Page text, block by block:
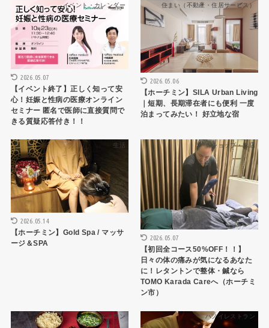
イベント・カレンダー
2026.05.07
【イベント終了】正しく知って安
心！妊娠と性病の医療オンライン
セミナー 匿名で医師に直接質問で
きる質疑応答付き！！
住まい（不動産・住居サービス）
2026.05.06
【ホーチミン】SILA Urban Living
｜短期、長期滞在者にも便利 一度
泊まってみたい！ 好立地な宿
生活
2026.05.14
【ホーチミン】Gold Spa / マッサ
ージ＆SPA
ショップ・お店
2026.05.07
【初回全コース50%OFF！！】
日々の体の痛みが気になるあなた
に！レタントンで整体・鍼なら
TOMO Karada Careへ（ホーチミ
ン市）
ハノイレストラン ハノイレストラン